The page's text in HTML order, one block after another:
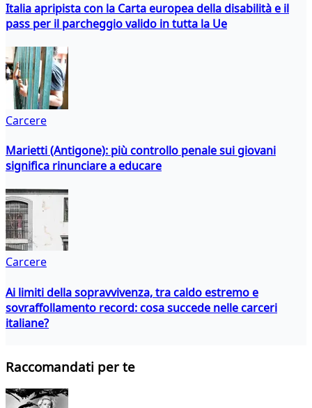
Italia apripista con la Carta europea della disabilità e il
pass per il parcheggio valido in tutta la Ue
Carcere
Marietti (Antigone): più controllo penale sui giovani
significa rinunciare a educare
Carcere
Ai limiti della sopravvivenza, tra caldo estremo e
sovraffollamento record: cosa succede nelle carceri
italiane?
Raccomandati per te